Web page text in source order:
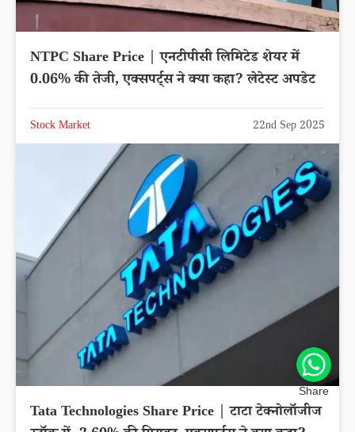
NTPC Share Price | एनटीपीसी लिमिटेड शेयर में
0.06% की तेजी, एक्सपर्ट्स ने क्या कहा? लेटेस्ट अपडेट
Stock Market 22nd Sep 2025
Tata Technologies Share Price | टाटा टेक्नोलॉजीज
Share